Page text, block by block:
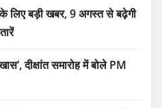
लिए बड़ी खबर, 9 अगस्त से बढ़ेगी
दीक्षांत समारोह में बोले PM